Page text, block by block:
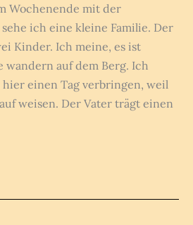
Wochenende mit der
sehe ich eine kleine Familie. Der
Kinder. Ich meine, es ist
wandern auf dem Berg. Ich
einen Tag verbringen, weil
weisen. Der Vater trägt einen